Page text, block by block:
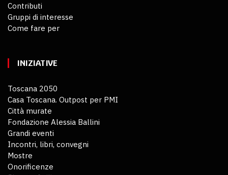
Contributi
Gruppi di interesse
Come fare per
INIZIATIVE
Toscana 2050
Casa Toscana. Outpost per PMI
Città murate
Fondazione Alessia Ballini
Grandi eventi
Incontri, libri, convegni
Mostre
Onorificenze